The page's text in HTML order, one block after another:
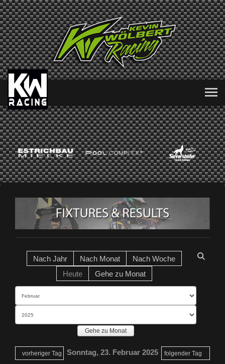
Nach Jahr Nach Monat
Nach Woche
Heute
Gehe zu Monat
Gehe zu Monat
vorheriger Tag Sonntag, 23. Februar 2025 folgender Tag